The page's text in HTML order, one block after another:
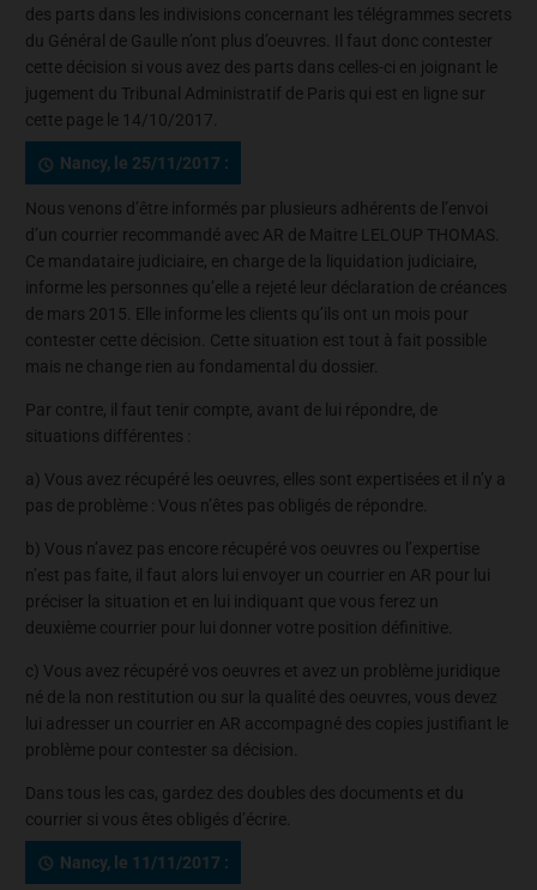
des parts dans les indivisions concernant les télégrammes secrets
du Général de Gaulle n’ont plus d’oeuvres. Il faut donc contester
cette décision si vous avez des parts dans celles-ci en joignant le
jugement du Tribunal Administratif de Paris qui est en ligne sur
cette page le 14/10/2017.
Nancy, le 25/11/2017 :
Nous venons d’être informés par plusieurs adhérents de l’envoi
d’un courrier recommandé avec AR de Maitre LELOUP THOMAS.
Ce mandataire judiciaire, en charge de la liquidation judiciaire,
informe les personnes qu’elle a rejeté leur déclaration de créances
de mars 2015. Elle informe les clients qu’ils ont un mois pour
contester cette décision. Cette situation est tout à fait possible
mais ne change rien au fondamental du dossier.
Par contre, il faut tenir compte, avant de lui répondre, de
situations différentes :
a) Vous avez récupéré les oeuvres, elles sont expertisées et il n’y a
pas de problème : Vous n’êtes pas obligés de répondre.
b) Vous n’avez pas encore récupéré vos oeuvres ou l’expertise
n’est pas faite, il faut alors lui envoyer un courrier en AR pour lui
préciser la situation et en lui indiquant que vous ferez un
deuxième courrier pour lui donner votre position définitive.
c) Vous avez récupéré vos oeuvres et avez un problème juridique
né de la non restitution ou sur la qualité des oeuvres, vous devez
lui adresser un courrier en AR accompagné des copies justifiant le
problème pour contester sa décision.
Dans tous les cas, gardez des doubles des documents et du
courrier si vous êtes obligés d’écrire.
Nancy, le 11/11/2017 :